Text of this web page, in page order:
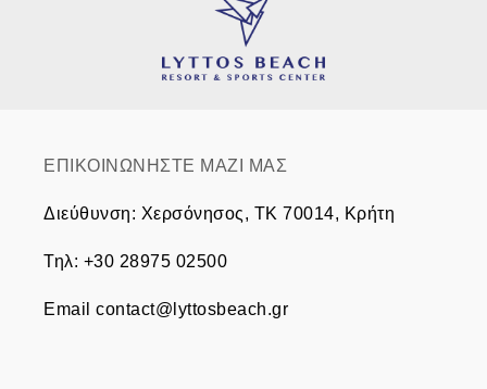
ΕΠΙΚΟΙΝΩΝΗΣΤΕ ΜΑΖΙ ΜΑΣ
Διεύθυνση: Χερσόνησος, TK 70014, Κρήτη
Τηλ: +30 28975 02500
Email contact@lyttosbeach.gr